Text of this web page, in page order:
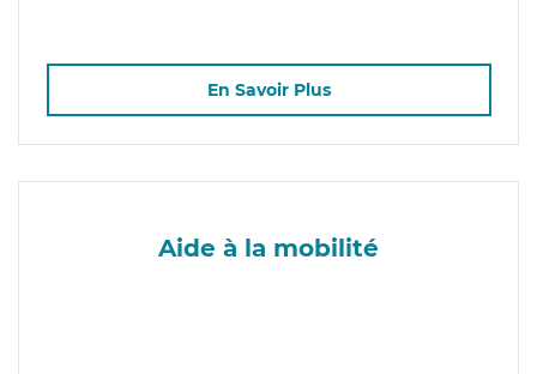
En Savoir Plus
Aide à la mobilité